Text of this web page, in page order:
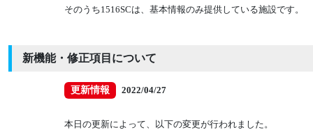
そのうち1516SCは、基本情報のみ提供している施設です。
新機能・修正項目について
更新情報 2022/04/27
本日の更新によって、以下の変更が行われました。